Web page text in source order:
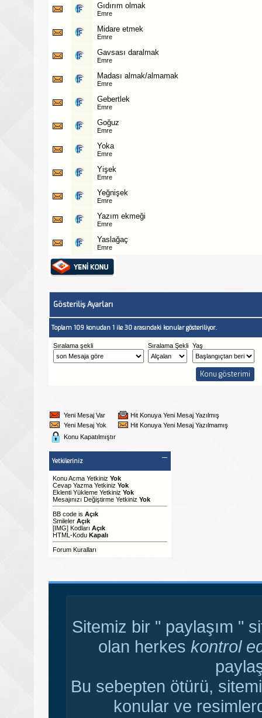
Gıdırım olmak
Emre
Midare etmek
Emre
Gavsası daralmak
Emre
Madası almak/almamak
Emre
Gebertlek
Emre
Goğuz
Emre
Yoka
Emre
Yişek
Emre
Yeğnişek
Emre
Yazım ekmeği
Emre
Yaslağaç
Emre
Gösteriliş Ayarları
Toplam 109 konudan 1 ile 30 arasındaki konular gösteriliyor.
Sıralama şekli Sıralama Şekli Yaş
Yeni Mesaj Var
Hit Konuya Yeni Mesaj Yazılmış
Yeni Mesaj Yok
Hit Konuya Yeni Mesaj Yazılmamış
Konu Kapatılmıştır
Yetkileriniz
Konu Acma Yetkiniz Yok
Cevap Yazma Yetkiniz Yok
Eklenti Yükleme Yetkiniz Yok
Mesajınızı Değiştirme Yetkiniz Yok
BB code is Açık
Smileler Açık
[IMG] Kodları Açık
HTML-Kodu Kapalı
Forum Kuralları
Sitemiz bir " paylaşım "
olan herkes kontrol
Bu sebepten ötürü,
konular ve